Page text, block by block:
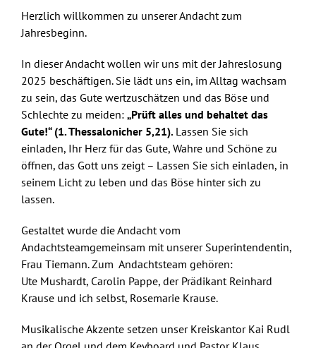
Herzlich willkommen zu unserer Andacht zum
Jahresbeginn.
In dieser Andacht wollen wir uns mit der Jahreslosung
2025 beschäftigen. Sie lädt uns ein, im Alltag wachsam
zu sein, das Gute wertzuschätzen und das Böse und
Schlechte zu meiden: „Prüft alles und behaltet das
Gute!“ (1. Thessalonicher 5,21). Lassen Sie sich
einladen, Ihr Herz für das Gute, Wahre und Schöne zu
öffnen, das Gott uns zeigt – Lassen Sie sich einladen, in
seinem Licht zu leben und das Böse hinter sich zu
lassen.
Gestaltet wurde die Andacht vom
Andachtsteamgemeinsam mit unserer Superintendentin,
Frau Tiemann. Zum Andachtsteam gehören:
Ute Mushardt, Carolin Pappe, der Prädikant Reinhard
Krause und ich selbst, Rosemarie Krause.
Musikalische Akzente setzen unser Kreiskantor Kai Rudl